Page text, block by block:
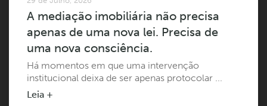
A mediação imobiliária não precisa
apenas de uma nova lei. Precisa de
uma nova consciência.
Há momentos em que uma intervenção
institucional deixa de ser apenas protocolar ...
Leia +